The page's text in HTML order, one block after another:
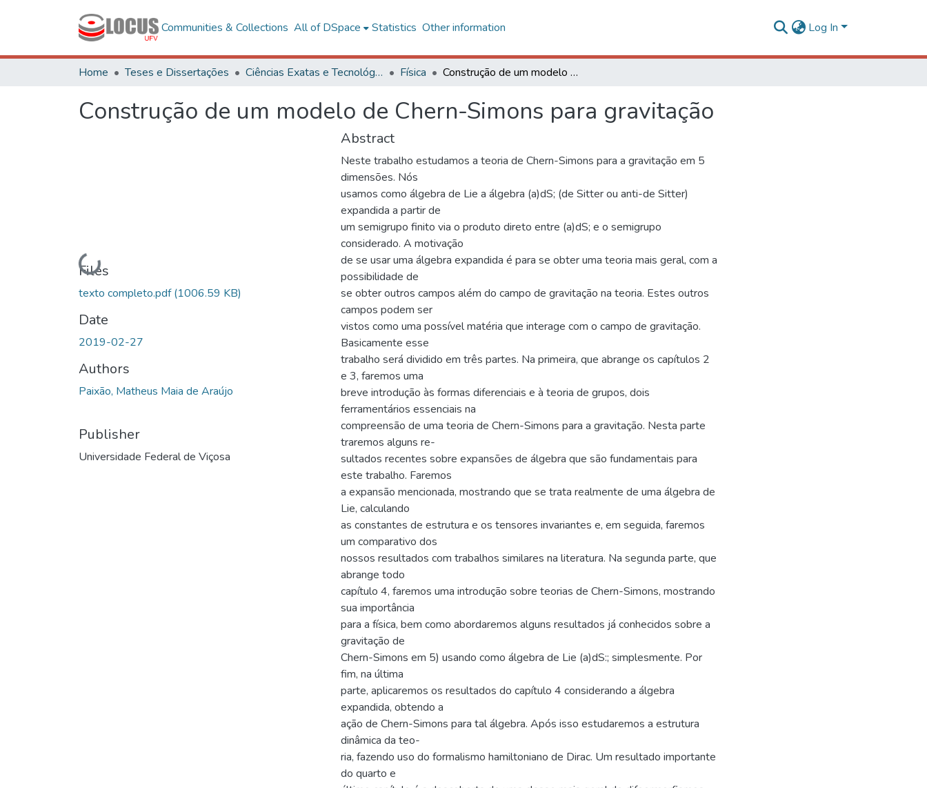
Communities & Collections All of DSpace Statistics Other information Log In
Home Teses e Dissertações Ciências Exatas e Tecnológicas Física Construção de um modelo de Chern-Simons para gravitação
Construção de um modelo de Chern-Simons para gravitação
Loading...
Files
texto completo.pdf(1006.59 KB)
Date
2019-02-27
Authors
Paixão, Matheus Maia de Araújo
Publisher
Universidade Federal de Viçosa
Abstract
Neste trabalho estudamos a teoria de Chern-Simons para a gravitação em 5
dimensões. Nós
usamos como álgebra de Lie a álgebra (a)dS; (de Sitter ou anti-de Sitter)
expandida a partir de
um semigrupo finito via o produto direto entre (a)dS; e o semigrupo
considerado. A motivação
de se usar uma álgebra expandida é para se obter uma teoria mais geral, com a
possibilidade de
se obter outros campos além do campo de gravitação na teoria. Estes outros
campos podem ser
vistos como uma possível matéria que interage com o campo de gravitação.
Basicamente esse
trabalho será dividido em três partes. Na primeira, que abrange os capítulos 2
e 3, faremos uma
breve introdução às formas diferenciais e à teoria de grupos, dois
ferramentários essenciais na
compreensão de uma teoria de Chern-Simons para a gravitação. Nesta parte
traremos alguns re-
sultados recentes sobre expansões de álgebra que são fundamentais para
este trabalho. Faremos
a expansão mencionada, mostrando que se trata realmente de uma álgebra de
Lie, calculando
as constantes de estrutura e os tensores invariantes e, em seguida, faremos
um comparativo dos
nossos resultados com trabalhos similares na literatura. Na segunda parte, que
abrange todo
capítulo 4, faremos uma introdução sobre teorias de Chern-Simons, mostrando
sua importância
para a física, bem como abordaremos alguns resultados já conhecidos sobre a
gravitação de
Chern-Simons em 5) usando como álgebra de Lie (a)dS:; simplesmente. Por
fim, na última
parte, aplicaremos os resultados do capítulo 4 considerando a álgebra
expandida, obtendo a
ação de Chern-Simons para tal álgebra. Após isso estudaremos a estrutura
dinâmica da teo-
ria, fazendo uso do formalismo hamiltoniano de Dirac. Um resultado importante
do quarto e